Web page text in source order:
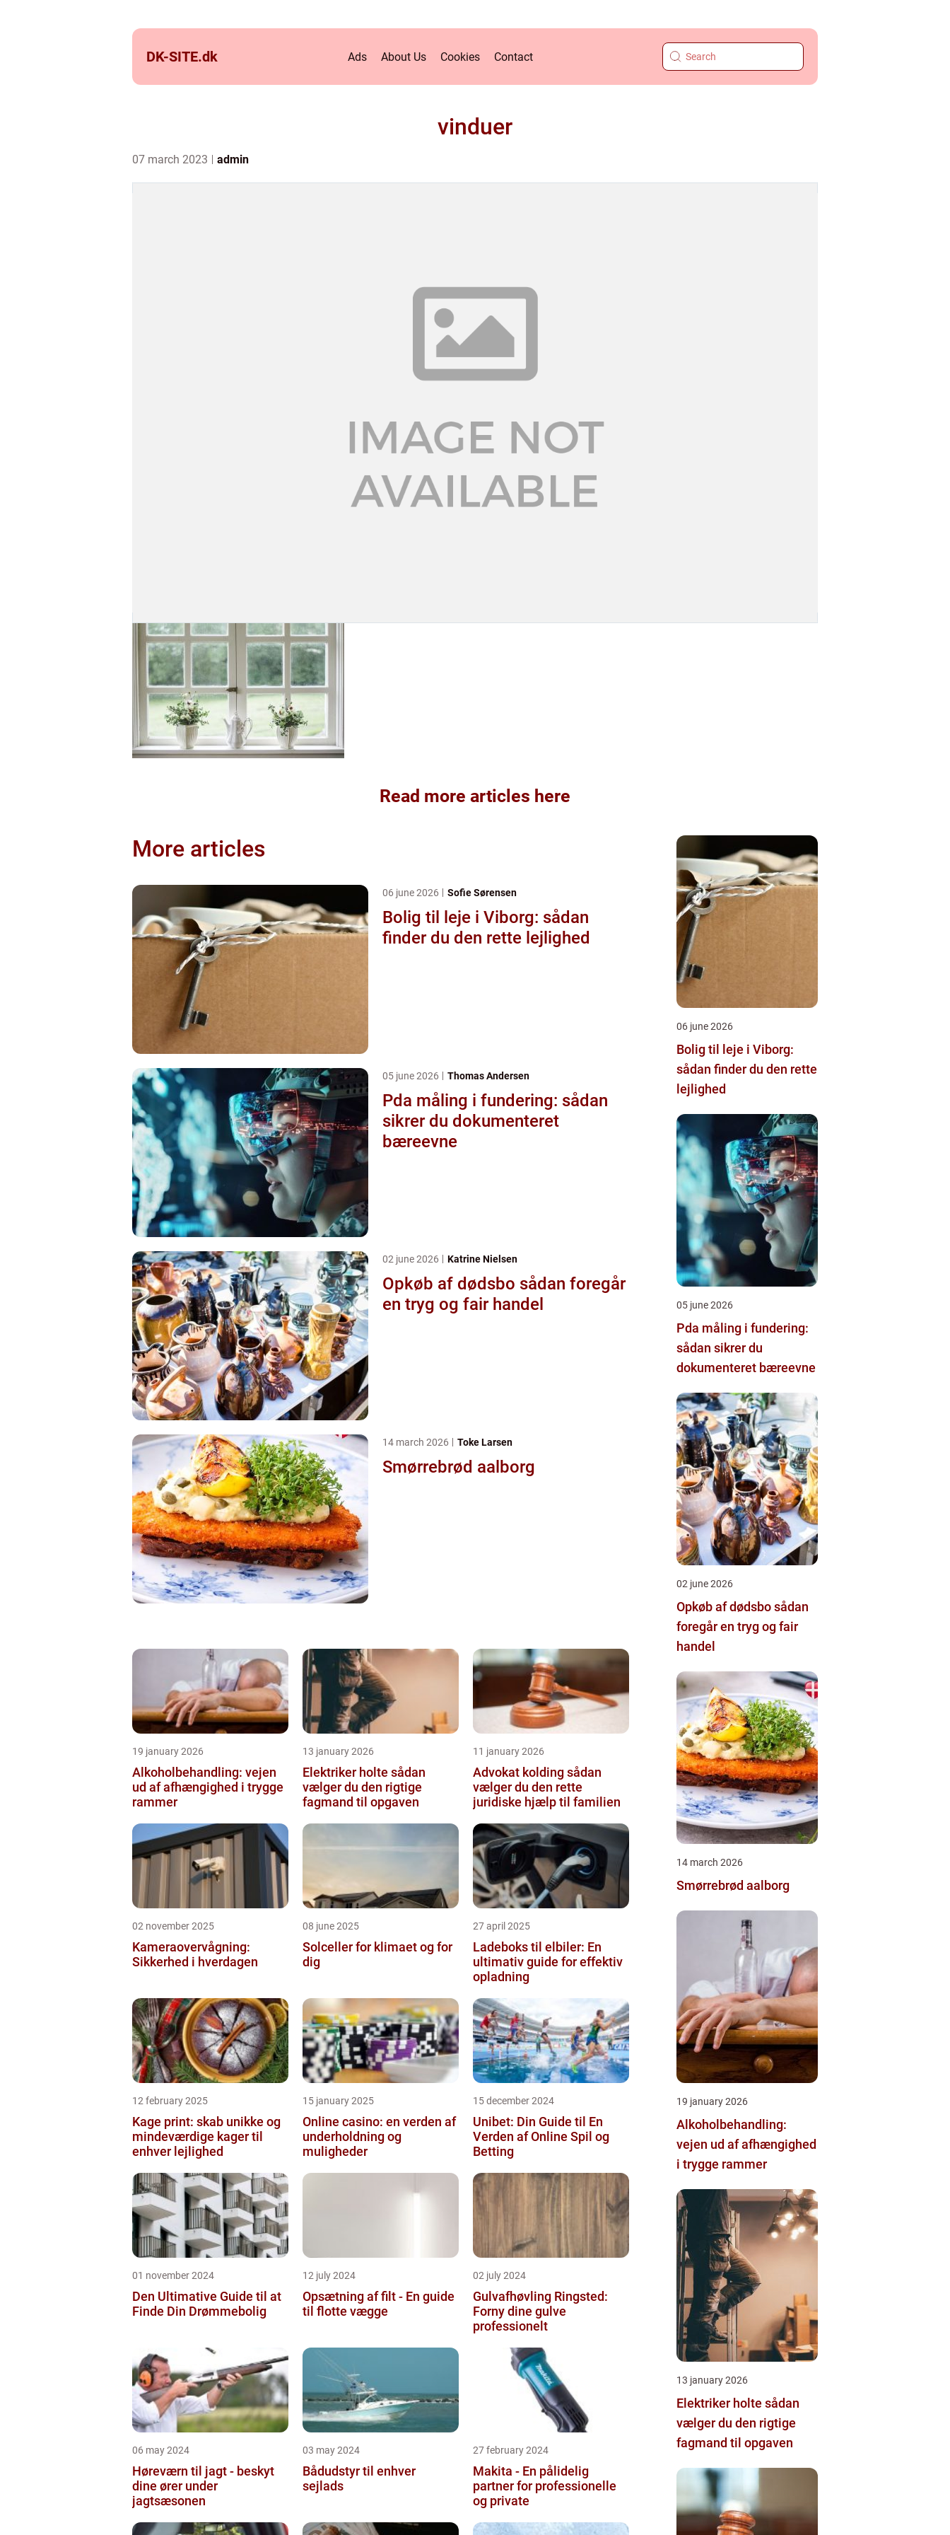
DK-SITE.dk Ads About Us Cookies Contact
vinduer
07 march 2023 admin
Read more articles here
More articles
06 june 2026 Sofie Sørensen
Bolig til leje i Viborg: sådan
finder du den rette lejlighed
05 june 2026 Thomas Andersen
Pda måling i fundering: sådan
sikrer du dokumenteret
bæreevne
02 june 2026 Katrine Nielsen
Opkøb af dødsbo sådan foregår
en tryg og fair handel
14 march 2026 Toke Larsen
Smørrebrød aalborg
19 january 2026
Alkoholbehandling: vejen
ud af afhængighed i trygge
rammer
13 january 2026
Elektriker holte sådan
vælger du den rigtige
fagmand til opgaven
11 january 2026
Advokat kolding sådan
vælger du den rette
juridiske hjælp til familien
02 november 2025
Kameraovervågning:
Sikkerhed i hverdagen
08 june 2025
Solceller for klimaet og for
dig
27 april 2025
Ladeboks til elbiler: En
ultimativ guide for effektiv
opladning
12 february 2025
Kage print: skab unikke og
mindeværdige kager til
enhver lejlighed
15 january 2025
Online casino: en verden af
underholdning og
muligheder
15 december 2024
Unibet: Din Guide til En
Verden af Online Spil og
Betting
01 november 2024
Den Ultimative Guide til at
Finde Din Drømmebolig
12 july 2024
Opsætning af filt - En guide
til flotte vægge
02 july 2024
Gulvafhøvling Ringsted:
Forny dine gulve
professionelt
06 may 2024
Høreværn til jagt - beskyt
dine ører under
jagtsæsonen
03 may 2024
Bådudstyr til enhver
sejlads
27 february 2024
Makita - En pålidelig
partner for professionelle
og private
06 june 2026
Bolig til leje i Viborg:
sådan finder du den rette
lejlighed
05 june 2026
Pda måling i fundering:
sådan sikrer du
dokumenteret bæreevne
02 june 2026
Opkøb af dødsbo sådan
foregår en tryg og fair
handel
14 march 2026
Smørrebrød aalborg
19 january 2026
Alkoholbehandling:
vejen ud af afhængighed
i trygge rammer
13 january 2026
Elektriker holte sådan
vælger du den rigtige
fagmand til opgaven